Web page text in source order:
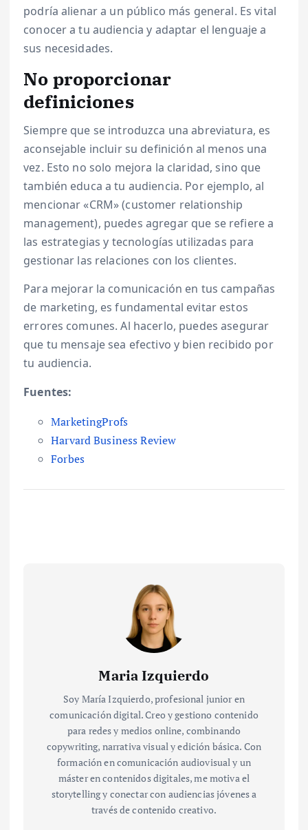
podría alienar a un público más general. Es vital
conocer a tu audiencia y adaptar el lenguaje a
sus necesidades.
No proporcionar
definiciones
Siempre que se introduzca una abreviatura, es
aconsejable incluir su definición al menos una
vez. Esto no solo mejora la claridad, sino que
también educa a tu audiencia. Por ejemplo, al
mencionar «CRM» (customer relationship
management), puedes agregar que se refiere a
las estrategias y tecnologías utilizadas para
gestionar las relaciones con los clientes.
Para mejorar la comunicación en tus campañas
de marketing, es fundamental evitar estos
errores comunes. Al hacerlo, puedes asegurar
que tu mensaje sea efectivo y bien recibido por
tu audiencia.
Fuentes:
MarketingProfs
Harvard Business Review
Forbes
Maria Izquierdo
Soy María Izquierdo, profesional junior en
comunicación digital. Creo y gestiono contenido
para redes y medios online, combinando
copywriting, narrativa visual y edición básica. Con
formación en comunicación audiovisual y un
máster en contenidos digitales, me motiva el
storytelling y conectar con audiencias jóvenes a
través de contenido creativo.